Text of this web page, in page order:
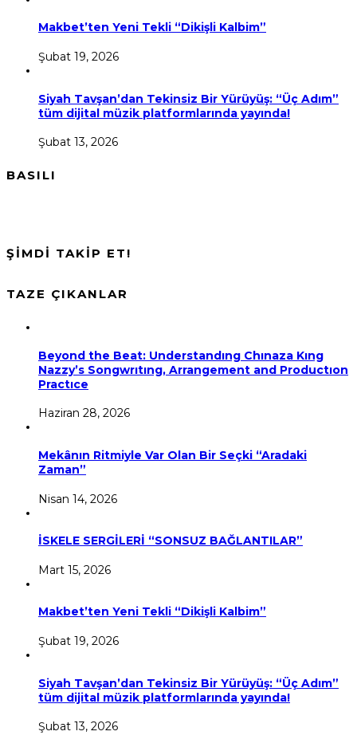
Makbet’ten Yeni Tekli “Dikişli Kalbim”
Şubat 19, 2026
Siyah Tavşan’dan Tekinsiz Bir Yürüyüş: “Üç Adım”
tüm dijital müzik platformlarında yayında!
Şubat 13, 2026
BASILI
ŞİMDİ TAKİP ET!
TAZE ÇIKANLAR
Beyond the Beat: Understandıng Chınaza Kıng
Nazzy’s Songwrıtıng, Arrangement and Productıon
Practıce
Haziran 28, 2026
Mekânın Ritmiyle Var Olan Bir Seçki “Aradaki
Zaman”
Nisan 14, 2026
İSKELE SERGİLERİ “SONSUZ BAĞLANTILAR”
Mart 15, 2026
Makbet’ten Yeni Tekli “Dikişli Kalbim”
Şubat 19, 2026
Siyah Tavşan’dan Tekinsiz Bir Yürüyüş: “Üç Adım”
tüm dijital müzik platformlarında yayında!
Şubat 13, 2026